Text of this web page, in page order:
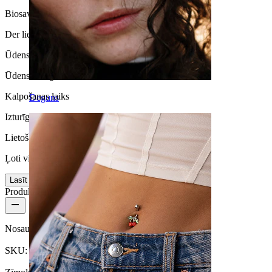
Deguns
Biosavietojamība
Der lielākajai daļai ādas tipu
Ūdensizturība
Ūdensizturīga
Kalpošanas laiks
Izturīga
Lietošanas ērtums
Ļoti vienkārša
Lasīt vairāk
Produkta informācija
Nosaukums:Pīrsingu gredzens ar pinuma dizainu ar eņģīti
SKU:Ring-158